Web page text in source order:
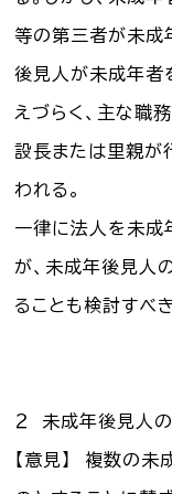
等の第三者が未成
後見人が未成年者
えづらく、主な職
設長または里親が
われる。
一律に法人を未成
が、未成年後見人
ることも検討すべ
２ 未成年後見人
【意見】 複数の